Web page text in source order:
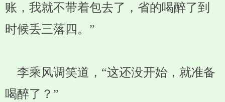
账，我就不带着包去了，省的喝醉了到
时候丢三落四。”
李乘风调笑道，“这还没开始，就准备
喝醉了？”